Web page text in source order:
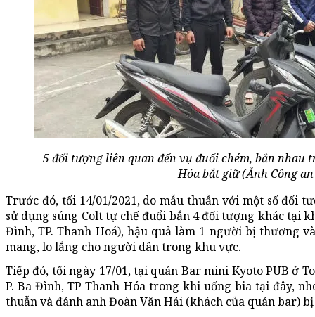
5 đối tượng liên quan đến vụ đuổi chém, bắn nhau
Hóa bắt giữ (Ảnh Công
Trước đó, tối 14/01/2021, do mẫu thuẫn với một số đối
sử dụng súng Colt tự chế đuổi bắn 4 đối tượng khác tại
Đình, TP. Thanh Hoá), hậu quả làm 1 người bị thương
mang, lo lắng cho người dân trong khu vực.
Tiếp đó, tối ngày 17/01, tại quán Bar mini Kyoto PUB ở
P. Ba Đình, TP Thanh Hóa trong khi uống bia tại đây,
thuẫn và đánh anh Đoàn Văn Hải (khách của quán bar)